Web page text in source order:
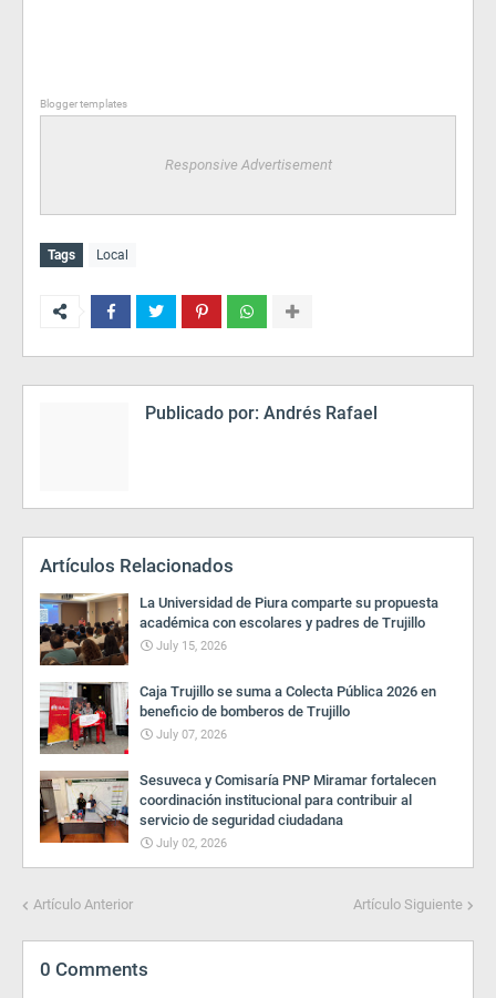
Blogger templates
Responsive Advertisement
Tags Local
Publicado por: Andrés Rafael
Artículos Relacionados
La Universidad de Piura comparte su propuesta
académica con escolares y padres de Trujillo
July 15, 2026
Caja Trujillo se suma a Colecta Pública 2026 en
beneficio de bomberos de Trujillo
July 07, 2026
Sesuveca y Comisaría PNP Miramar fortalecen
coordinación institucional para contribuir al
servicio de seguridad ciudadana
July 02, 2026
Artículo Anterior Artículo Siguiente
0 Comments